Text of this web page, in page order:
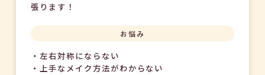
張ります！
お悩み
・左右対称にならない
・上手なメイク方法がわからない